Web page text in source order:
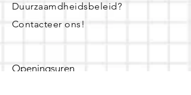
Duurzaamdheidsbeleid?
Contacteer ons!
Openingsuren